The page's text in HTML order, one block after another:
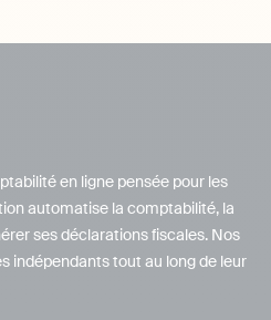
en ligne pensée pour les
automatise la comptabilité, la
ses déclarations fiscales. Nos
indépendants tout au long de leur